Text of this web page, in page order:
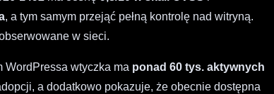
, a tym samym przejąć pełną kontrolę nad witryną.
w sieci.
WordPressa wtyczka ma ponad 60 tys. aktywnych
a dodatkowo pokazuje, że obecnie dostępna